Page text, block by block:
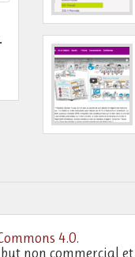
4.0.
non commercial